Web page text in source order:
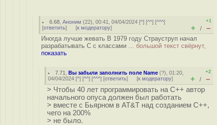
6.68 ,Аноним (22), 00:41, 04/04/2024 [^] [^^] [^^^]
[ответить] [к модератору]
+1
+ / –
Иногда лучше жевать В 1979 году Страуструп начал
разрабатывать С с классами ... большой текст свёрнут,
показать
7.71 ,Вы забыли заполнить поле Name (?), 01:20,
04/04/2024 [^] [^^] [^^^] [ответить] [к модератору]
+2
+ / –
> Чтобы 40 лет программировать на С++ автор
начального опуса должен был работать
> вместе с Бьярном в AT&T над созданием С++,
чего на 200%
> не было.